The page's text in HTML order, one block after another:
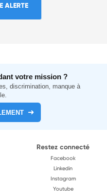
ALERTE
votre mission ?
discrimination, manque à
Restez connecté
Facebook
Linkedin
Instagram
Youtube